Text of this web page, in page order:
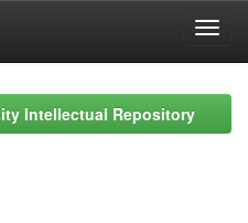
Intellectual Repository